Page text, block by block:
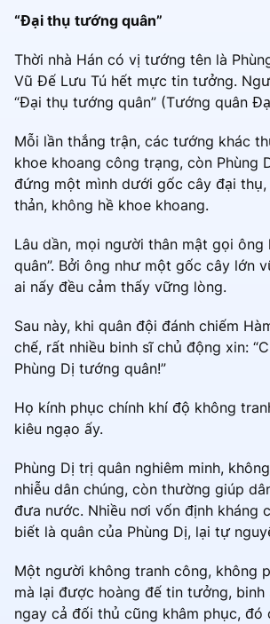
“Đại thụ tướng quân”
Thời nhà Hán có vị tướng tên là
Vũ Đế Lưu Tú hết mực tin tưởng.
“Đại thụ tướng quân” (Tướng quân
Mỗi lần thắng trận, các tướng khác
khoe khoang công trạng, còn Phùng
đứng một mình dưới gốc cây đại thụ,
thản, không hề khoe khoang.
Lâu dần, mọi người thân mật gọi
quân”. Bởi ông như một gốc cây lớn
ai nấy đều cảm thấy vững lòng.
Sau này, khi quân đội đánh chiếm
chế, rất nhiều binh sĩ chủ động xin:
Phùng Dị tướng quân!”
Họ kính phục chính khí độ không
kiêu ngạo ấy.
Phùng Dị trị quân nghiêm minh,
nhiễu dân chúng, còn thường giúp
đưa nước. Nhiều nơi vốn định kháng
biết là quân của Phùng Dị, lại tự
Một người không tranh công, không
mà lại được hoàng đế tin tưởng, binh
ngay cả đối thủ cũng khâm phục, đó